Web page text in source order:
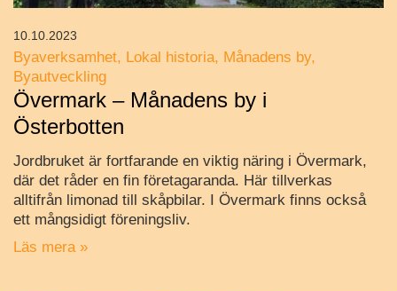
Byaverksamhet Lokal historia
Månadens by
Byautveckling
Övermark – Månadens by i
Österbotten
Jordbruket är fortfarande en viktig näring i Övermark,
där det råder en fin företagaranda. Här tillverkas
alltifrån limonad till skåpbilar. I Övermark finns också
ett mångsidigt föreningsliv.
Läs mera »
10.10.2023